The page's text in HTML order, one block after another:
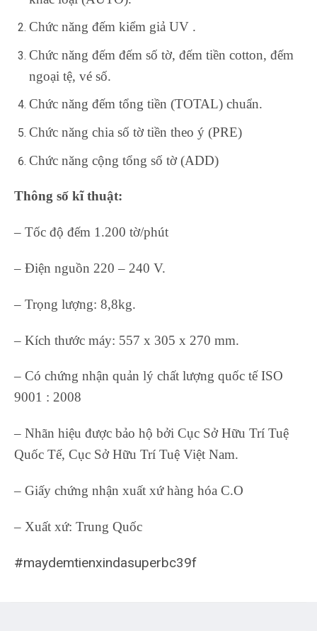
Chức năng đếm kiểm giả UV .
Chức năng đếm đếm số tờ, đếm tiền cotton, đếm
ngoại tệ, vé số.
Chức năng đếm tổng tiền (TOTAL) chuẩn.
Chức năng chia số tờ tiền theo ý (PRE)
Chức năng cộng tổng số tờ (ADD)
Thông số kĩ thuật:
– Tốc độ đếm 1.200 tờ/phút
– Điện nguồn 220 – 240 V.
– Trọng lượng: 8,8kg.
– Kích thước máy: 557 x 305 x 270 mm.
– Có chứng nhận quản lý chất lượng quốc tế ISO
9001 : 2008
– Nhãn hiệu được bảo hộ bởi Cục Sở Hữu Trí Tuệ
Quốc Tế, Cục Sở Hữu Trí Tuệ Việt Nam.
– Giấy chứng nhận xuất xứ hàng hóa C.O
– Xuất xứ: Trung Quốc
#maydemtienxindasuperbc39f